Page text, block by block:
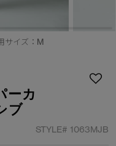
サイズ：M
ーカ
ブ
STYLE# 1063MJB